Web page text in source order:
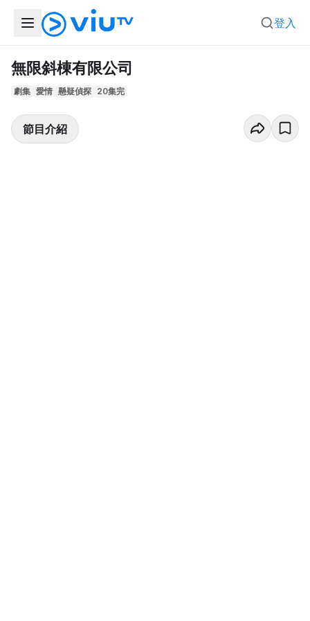
登入
無限斜棟有限公司
劇集 愛情 懸疑偵探 20集完
節目介紹